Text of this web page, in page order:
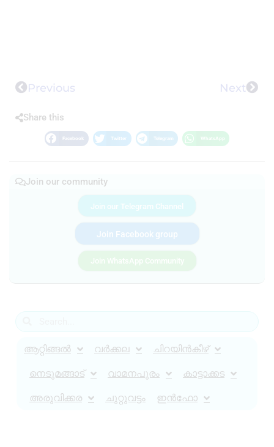
Previous Next
Share this
Facebook Twitter Telegram WhatsApp
Join our community
Join our Telegram Channel
Join Facebook group
Join WhatsApp Community
ആറ്റിങ്ങൽ വർക്കല ചിറയിൻകീഴ്
നെടുമങ്ങാട് വാമനപുരം കാട്ടാക്കട
അരുവിക്കര ചുറ്റുവട്ടം ഇൻഫോ